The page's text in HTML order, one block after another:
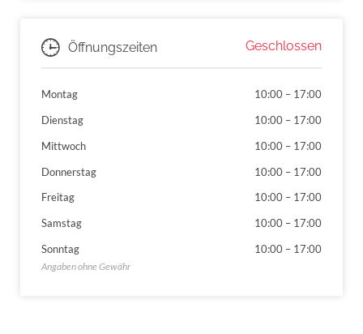
Öffnungszeiten Geschlossen
Montag 10:00 – 17:00
Dienstag
10:00 – 17:00
Mittwoch
10:00 – 17:00
Donnerstag
10:00 – 17:00
Freitag
10:00 – 17:00
Samstag
10:00 – 17:00
Sonntag
10:00 – 17:00